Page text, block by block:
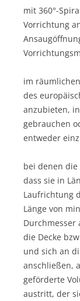
mit 360°-
Vorrichtung
im
des
anzubieten,
gebrauchen
entweder
bei denen
dass sie in
Laufrichtung
Länge von
Durchmesser
die Decke
und sich an
anschließen,
geförderte
austritt, der